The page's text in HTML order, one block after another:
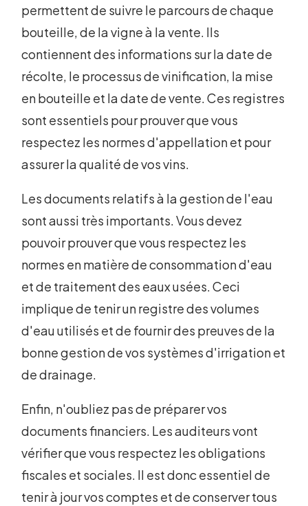
permettent de suivre le parcours de chaque
bouteille, de la vigne à la vente. Ils
contiennent des informations sur la date de
récolte, le processus de vinification, la mise
en bouteille et la date de vente. Ces registres
sont essentiels pour prouver que vous
respectez les normes d'appellation et pour
assurer la qualité de vos vins.
Les documents relatifs à la gestion de l'eau
sont aussi très importants. Vous devez
pouvoir prouver que vous respectez les
normes en matière de consommation d'eau
et de traitement des eaux usées. Ceci
implique de tenir un registre des volumes
d'eau utilisés et de fournir des preuves de la
bonne gestion de vos systèmes d'irrigation et
de drainage.
Enfin, n'oubliez pas de préparer vos
documents financiers. Les auditeurs vont
vérifier que vous respectez les obligations
fiscales et sociales. Il est donc essentiel de
tenir à jour vos comptes et de conserver tous